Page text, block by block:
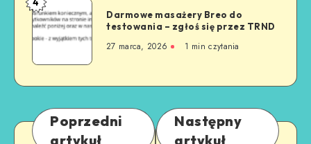
4
Darmowe masażery Breo do
testowania – zgłoś się przez TRND
27 marca, 2026 1 min czytania
Poprzedni
artykuł
Następny
artykuł